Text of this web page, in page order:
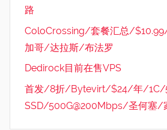
路
ColoCrossing/套餐汇总/
加哥/达拉斯/布法罗
Dedirock目前在售VPS
首发/8折/Bytevirt/$24/年/1C/
SSD/500G@200Mbps/圣何塞/